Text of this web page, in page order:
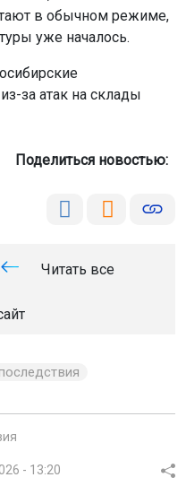
в обычном режиме,
уже началось.
из-за атак на склады
Поделиться новостью:
Читать все
- 13:20